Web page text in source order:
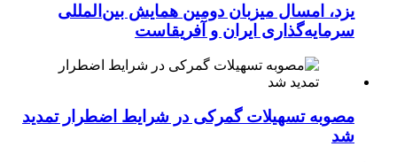
یزد، امسال میزبان دومین همایش بین‌المللی
سرمایه‌گذاری ایران و آفریقاست
مصوبه تسهیلات گمرکی در شرایط اضطرار تمدید
شد